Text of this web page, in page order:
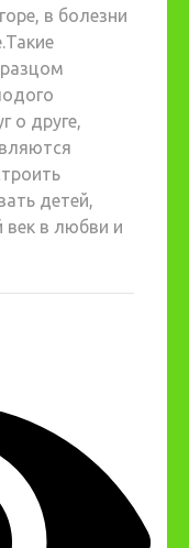
в болезни
о друге,
детей,
век в любви и